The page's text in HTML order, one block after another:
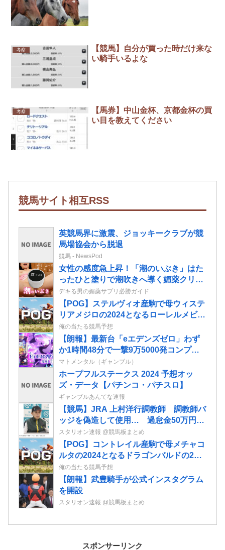
考察
【競馬】自分が買った時だけ来な
い騎手いるよな
考察
【馬券】中山金杯、京都金杯の買
い目を教えてください
競馬サイト相互RSS
英競馬界に激震、ジョッキークラブが競
馬場協会から脱退
競馬 - NewsPod
女性の感度急上昇！「潮のいぶき」はた
ったひと塗りで潮吹きへ導く媚薬クリー
ムだ！
デキる男の媚薬サプリ必勝ガイド
【POG】ステルヴィオ産駒で母ウィステ
リアメジロの2024となるローレルメビウ
スの2歳情報
俺の当たる競馬予想
【朗報】最新台「eエデンズゼロ」わず
か1時間48分で一撃9万5000発コンプリ
ートを達成してしまうｗ 究極LT期待出
玉2万発超えの現行最強スペックは伊達
じゃないな…
マトメンタル（ギャンブル）
ホープフルステークス 2024 予想オッ
ズ・データ【パチンコ・パチスロ】
ギャンブルあんてな速報
【競馬】JRA 上村洋行調教師 調教師バ
ッジを偽造して使用… 過怠金50万円の
処分 業者に依頼して偽造品を作成
スタリオン速報 @競馬板まとめ
【POG】コントレイル産駒で母メチャコ
ルタの2024となるドラゴンバルドの2歳
情報
俺の当たる競馬予想
【朗報】武豊騎手が公式インスタグラム
を開設
スタリオン速報 @競馬板まとめ
スポンサーリンク